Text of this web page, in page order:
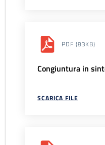
PDF (83KB)
Congiuntura in
SCARICA FILE